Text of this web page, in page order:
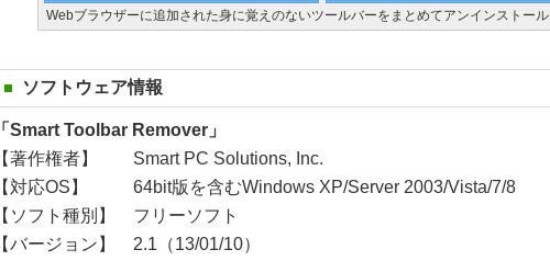
Webブラウザーに追加された身に覚えのないツールバーをまとめてアンインストール
ソフトウェア情報
「Smart Toolbar Remover」
【著作権者】
Smart PC Solutions, Inc.
【対応OS】
64bit版を含むWindows XP/Server 2003/Vista/7/8
【ソフト種別】
フリーソフト
【バージョン】
2.1（13/01/10）